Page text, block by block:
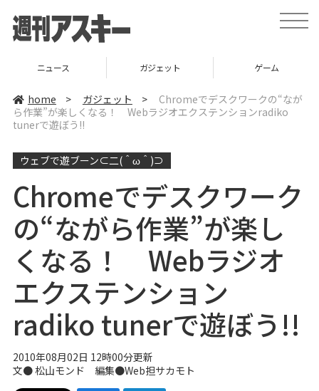
t
o
v
ニュース ガジェット ゲーム
home > ガジェット >
Chromeでデスクワークの“なが
ら作業”が楽しくなる！ Webラジオエクステンションradiko
tunerで遊ぼう!!
ウェブで遊ブーン⊂二(＾ω＾)⊃
Chromeでデスクワーク
の“ながら作業”が楽し
くなる！ Webラジオ
エクステンション
radiko tunerで遊ぼう!!
2010年08月02日 12時00分更新
文● 松山モンド 編集●Web担サカモト